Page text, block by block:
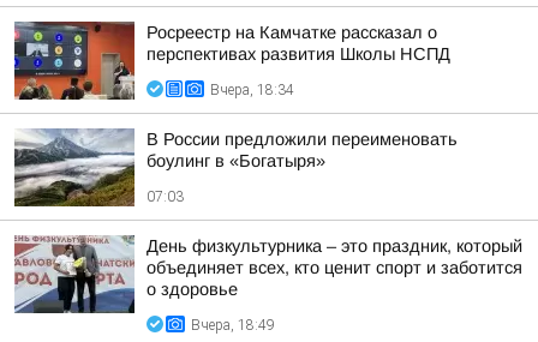
Росреестр на Камчатке рассказал о
перспективах развития Школы НСПД
Вчера, 18:34
В России предложили переименовать
боулинг в «Богатыря»
07:03
День физкультурника – это праздник, который
объединяет всех, кто ценит спорт и заботится
о здоровье
Вчера, 18:49